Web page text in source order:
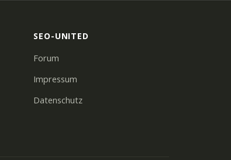
SEO-UNITED
Forum
Impressum
Datenschutz